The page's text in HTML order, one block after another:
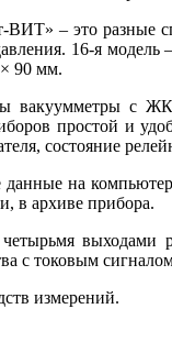
ВИТ» – это
16-я
90 мм.
вакуумметры
простой и
состояние
на
в архиве прибора.
выходами
с токовым
измерений.